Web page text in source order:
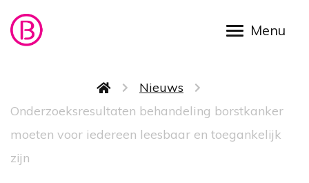
Overslaan en naar de inhoud gaan
Kruimelpad
Nieuws
Onderzoeksresultaten behandeling borstkanker
moeten voor iedereen leesbaar en toegankelijk
zijn